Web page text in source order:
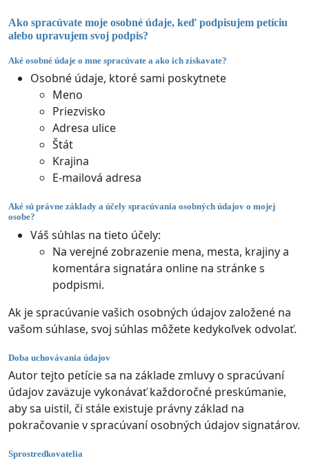
Ako spracúvate moje osobné údaje, keď podpisujem petíciu
alebo upravujem svoj podpis?
Aké osobné údaje o mne spracúvate a ako ich získavate?
Osobné údaje, ktoré sami poskytnete
Meno
Priezvisko
Adresa ulice
Štát
Krajina
E-mailová adresa
Aké sú právne základy a účely spracúvania osobných údajov o mojej
osobe?
Váš súhlas na tieto účely:
Na verejné zobrazenie mena, mesta, krajiny a
komentára signatára online na stránke s
podpismi.
Ak je spracúvanie vašich osobných údajov založené na
vašom súhlase, svoj súhlas môžete kedykoľvek odvolať.
Doba uchovávania údajov
Autor tejto petície sa na základe zmluvy o spracúvaní
údajov zaväzuje vykonávať každoročné preskúmanie,
aby sa uistil, či stále existuje právny základ na
pokračovanie v spracúvaní osobných údajov signatárov.
Sprostredkovatelia